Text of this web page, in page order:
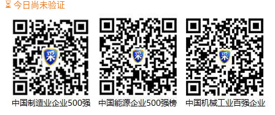
⏳ 今日尚未验证